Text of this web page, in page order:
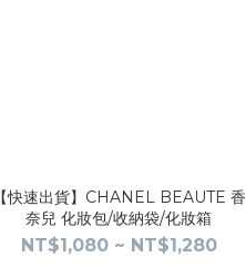
【快速出貨】CHANEL BEAUTE 香
奈兒 化妝包/收納袋/化妝箱
NT$1,080 ~ NT$1,280